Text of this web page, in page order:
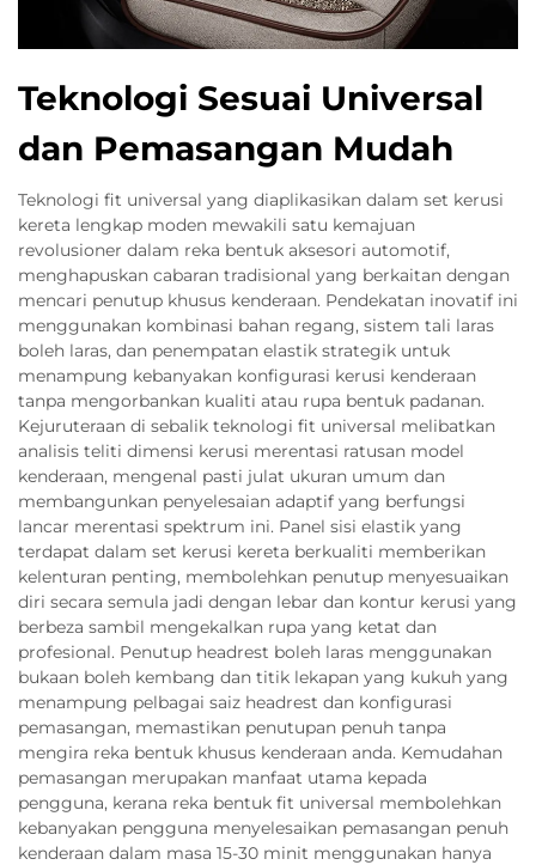
Teknologi Sesuai Universal
dan Pemasangan Mudah
Teknologi fit universal yang diaplikasikan dalam set kerusi
kereta lengkap moden mewakili satu kemajuan
revolusioner dalam reka bentuk aksesori automotif,
menghapuskan cabaran tradisional yang berkaitan dengan
mencari penutup khusus kenderaan. Pendekatan inovatif ini
menggunakan kombinasi bahan regang, sistem tali laras
boleh laras, dan penempatan elastik strategik untuk
menampung kebanyakan konfigurasi kerusi kenderaan
tanpa mengorbankan kualiti atau rupa bentuk padanan.
Kejuruteraan di sebalik teknologi fit universal melibatkan
analisis teliti dimensi kerusi merentasi ratusan model
kenderaan, mengenal pasti julat ukuran umum dan
membangunkan penyelesaian adaptif yang berfungsi
lancar merentasi spektrum ini. Panel sisi elastik yang
terdapat dalam set kerusi kereta berkualiti memberikan
kelenturan penting, membolehkan penutup menyesuaikan
diri secara semula jadi dengan lebar dan kontur kerusi yang
berbeza sambil mengekalkan rupa yang ketat dan
profesional. Penutup headrest boleh laras menggunakan
bukaan boleh kembang dan titik lekapan yang kukuh yang
menampung pelbagai saiz headrest dan konfigurasi
pemasangan, memastikan penutupan penuh tanpa
mengira reka bentuk khusus kenderaan anda. Kemudahan
pemasangan merupakan manfaat utama kepada
pengguna, kerana reka bentuk fit universal membolehkan
kebanyakan pengguna menyelesaikan pemasangan penuh
kenderaan dalam masa 15-30 minit menggunakan hanya